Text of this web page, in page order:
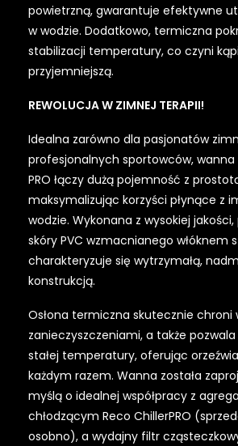
powietrzną, gwarantuje efektywne
w wodzie. Dodatkowo, termiczna
stabilizacji temperatury, co czyni
przyjemniejszą.
REWOLUCJA W ZIMNEJ TERAPII!
Idealna zarówno dla pasjonatów
profesjonalnych sportowców, wanna
PRO łączy dużą pojemność z
maksymalizując korzyści płynące z
wodzie. Wykonana z wysokiej
skóry PVC wzmacnianego włóknem
charakteryzuje się wytrzymałą,
konstrukcją.
Osłona termiczna skutecznie chroni
zanieczyszczeniami, a także
stałej temperatury, oferując
każdym razem. Wanna została
myślą o idealnej współpracy z
chłodzącym Reco ChillerPRO
osobno), a wydajny filtr